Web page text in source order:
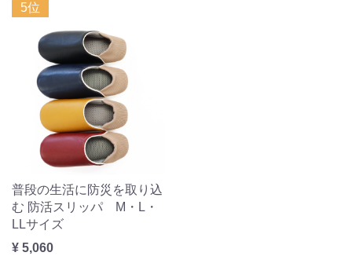
5位
普段の生活に防災を取り込
む 防活スリッパ M・L・
LLサイズ
¥ 5,060